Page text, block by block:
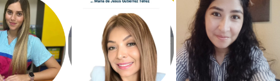
flexibilidad, salud y resiliencia (salir reforzadas de las crisis).
vida y la naturaleza y mi capacidad para conectarme con ella, eso es
que te aportará mucho bienestar.